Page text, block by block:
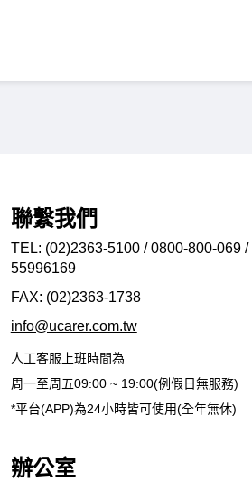
聯繫我們
TEL: (02)2363-5100 / 0800-800-069 /
55996169
FAX: (02)2363-1738
info@ucarer.com.tw
人工客服上班時間為
周一至周五09:00 ~ 19:00(例假日無服務)
*平台(APP)為24小時皆可使用(全年無休)
辦公室